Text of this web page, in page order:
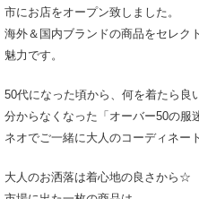
市にお店をオープン致しました。
海外＆国内ブランドの商品をセレク
魅力です。
50代になった頃から、何を着たら良
分からなくなった「オーバー50の服
ネオでご一緒に大人のコーディネー
大人のお洒落は着心地の良さから☆